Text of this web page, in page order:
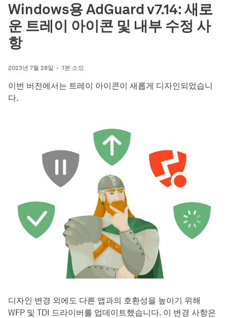
Windows용 AdGuard v7.14: 새로
운 트레이 아이콘 및 내부 수정 사
항
2023년 7월 28일 1분 소요
이번 버전에서는 트레이 아이콘이 새롭게 디자인되었습니
다.
디자인 변경 외에도 다른 앱과의 호환성을 높이기 위해
WFP 및 TDI 드라이버를 업데이트했습니다. 이 변경 사항은